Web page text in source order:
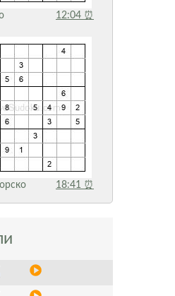
12:04 ⏰
18:41 ⏰